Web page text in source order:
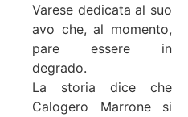
Varese dedicata al suo
avo che, al momento,
pare essere in
degrado.
La storia dice che
Calogero Marrone si